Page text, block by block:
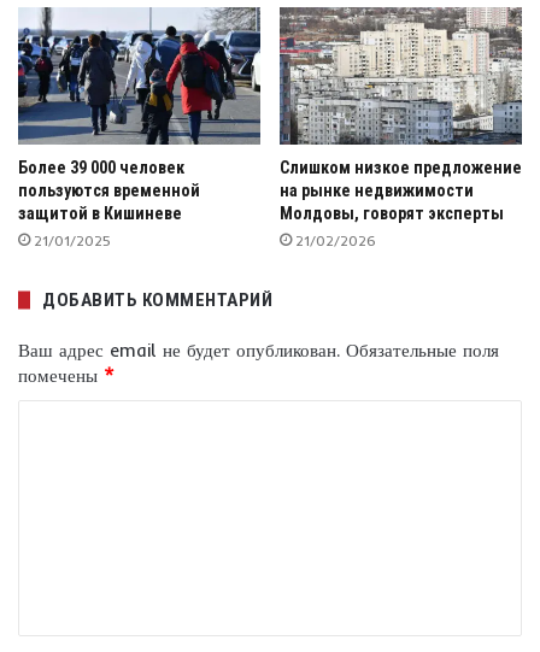
Более 39 000 человек
пользуются временной
защитой в Кишиневе
21/01/2025
Слишком низкое предложение
на рынке недвижимости
Молдовы, говорят эксперты
21/02/2026
ДОБАВИТЬ КОММЕНТАРИЙ
Ваш адрес email не будет опубликован. Обязательные поля
помечены *
т